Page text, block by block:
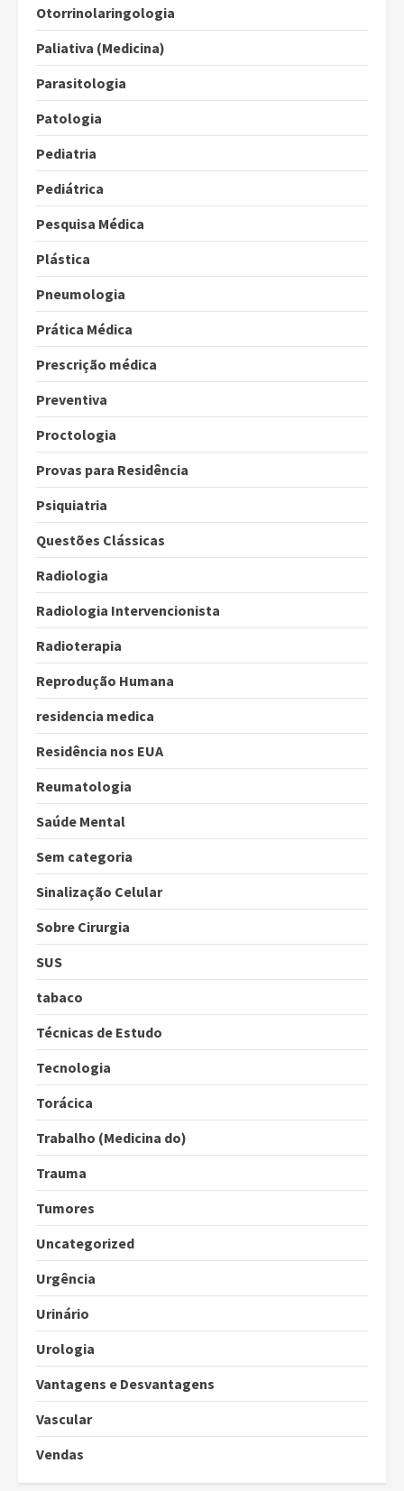
Otorrinolaringologia
Paliativa (Medicina)
Parasitologia
Patologia
Pediatria
Pediátrica
Pesquisa Médica
Plástica
Pneumologia
Prática Médica
Prescrição médica
Preventiva
Proctologia
Provas para Residência
Psiquiatria
Questões Clássicas
Radiologia
Radiologia Intervencionista
Radioterapia
Reprodução Humana
residencia medica
Residência nos EUA
Reumatologia
Saúde Mental
Sem categoria
Sinalização Celular
Sobre Cirurgia
SUS
tabaco
Técnicas de Estudo
Tecnologia
Torácica
Trabalho (Medicina do)
Trauma
Tumores
Uncategorized
Urgência
Urinário
Urologia
Vantagens e Desvantagens
Vascular
Vendas